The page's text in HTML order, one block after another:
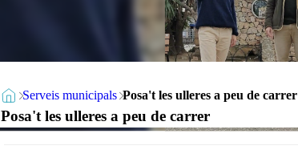
Serveis municipals Posa't les ulleres a peu de carrer
Posa't les ulleres a peu de carrer